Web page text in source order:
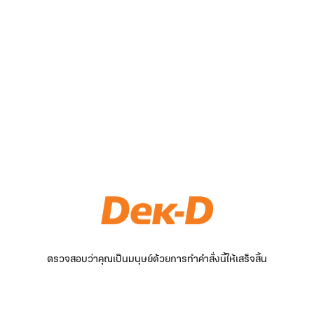
ตรวจสอบว่าคุณเป็นมนุษย์ด้วยการทำคำสั่งนี้ให้เสร็จสิ้น